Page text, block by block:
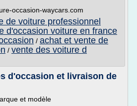
occasion-waycars.com
de voiture professionnel
d'occasion voiture en france
/ achat et vente de
/ vente des voiture d
d'occasion et livraison de
et modèle